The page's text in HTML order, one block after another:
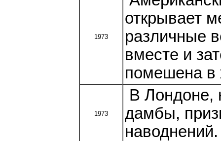
1973
открывает
различные
вместе и
помешена в
1973
В Лондоне,
дамбы,
наводнений.